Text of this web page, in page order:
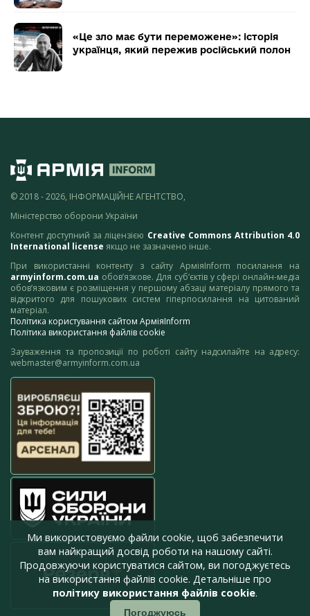
«Це зло має бути переможене»: історія
українця, який пережив російський полон
© 2018 - 2026, ІНФОРМАЦІЙНЕ АГЕНТСТВО,
Міністерство оборони України
Контент доступний за ліцензією Creative Commons Attribution 4.0
International license якщо не зазначено інше.
При використанні контенту з сайту АрміяInform посилання на
armyinform.com.ua обов’язкове. Для суб’єктів у сфері онлайн-медіа
обов’язковим є розміщення у першому абзаці матеріалу прямого та
відкритого для пошукових систем гіперпосилання на цитований
матеріал.
Політика користування сайтом АрміяInform
Політика використання файлів cookie
Зауваження та пропозиції по роботі сайту надсилайте на адресу:
webmaster@armyinform.com.ua
Ми використовуємо файли cookie, щоб забезпечити
вам найкращий досвід роботи на нашому сайті.
Продовжуючи користуватися сайтом, ви погоджуєтесь
на використання файлів cookie. Детальніше про
політику використання файлів cookie.
Погоджуюсь